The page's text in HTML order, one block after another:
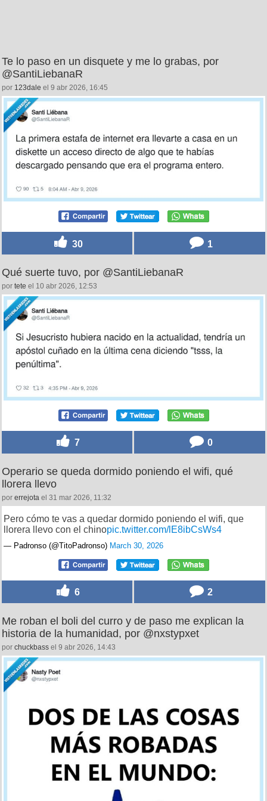
Te lo paso en un disquete y me lo grabas, por
@SantiLiebanaR
por 123dale el 9 abr 2026, 16:45
30 1
Qué suerte tuvo, por @SantiLiebanaR
por tete el 10 abr 2026, 12:53
7 0
Operario se queda dormido poniendo el wifi, qué
llorera llevo
por errejota el 31 mar 2026, 11:32
Pero cómo te vas a quedar dormido poniendo el wifi, que
llorera llevo con el chinopic.twitter.com/lE8ibCsWs4
— Padronso (@TitoPadronso) March 30, 2026
6 2
Me roban el boli del curro y de paso me explican la
historia de la humanidad, por @nxstypxet
por chuckbass el 9 abr 2026, 14:43